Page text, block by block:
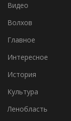
Видео
Волхов
Главное
Интересное
История
Культура
Ленобласть